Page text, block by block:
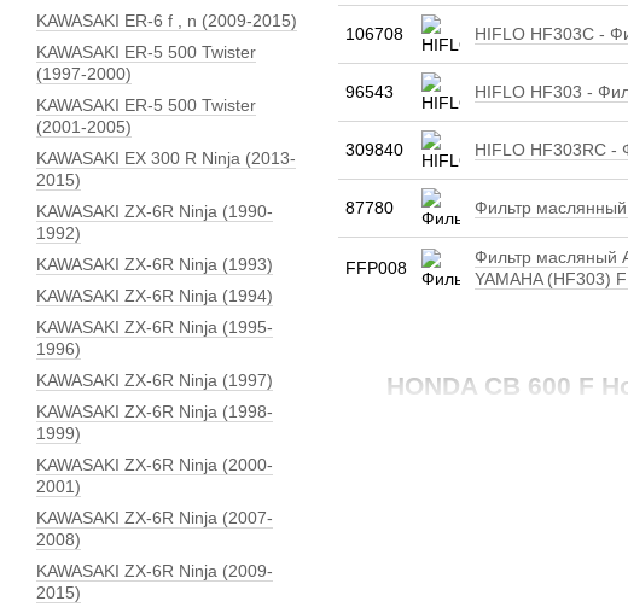
HONDA CB 600 F
106708 HIFLO HF303C -
96543 HIFLO HF303 -
309840 HIFLO HF303RC -
87780 Фильтр
FFP008
Фильтр масляный
YAMAHA (HF303)
KAWASAKI ER-6 f , n (2009-2015)
KAWASAKI ER-5 500 Twister
(1997-2000)
KAWASAKI ER-5 500 Twister
(2001-2005)
KAWASAKI EX 300 R Ninja (2013-
2015)
KAWASAKI ZX-6R Ninja (1990-
1992)
KAWASAKI ZX-6R Ninja (1993)
KAWASAKI ZX-6R Ninja (1994)
KAWASAKI ZX-6R Ninja (1995-
1996)
KAWASAKI ZX-6R Ninja (1997)
KAWASAKI ZX-6R Ninja (1998-
1999)
KAWASAKI ZX-6R Ninja (2000-
2001)
KAWASAKI ZX-6R Ninja (2007-
2008)
KAWASAKI ZX-6R Ninja (2009-
2015)